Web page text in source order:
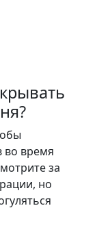
во время
за
но